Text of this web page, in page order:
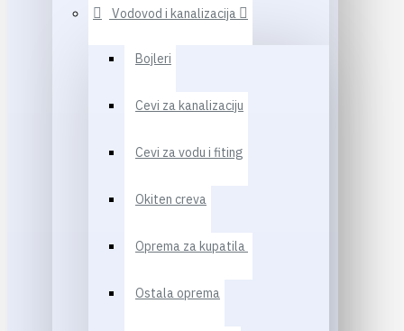
Vodovod i kanalizacija
Bojleri
Cevi za kanalizaciju
Cevi za vodu i fiting
Okiten creva
Oprema za kupatila
Ostala oprema